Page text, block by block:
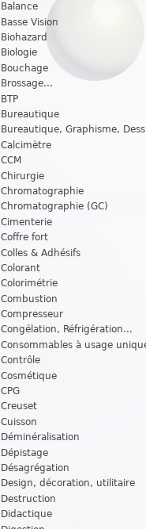
Balance
Basse Vision
Biohazard
Biologie
Bouchage
Brossage...
BTP
Bureautique
Bureautique, Graphisme,
Calcimètre
CCM
Chirurgie
Chromatographie
Chromatographie (GC)
Cimenterie
Coffre fort
Colles & Adhésifs
Colorant
Colorimétrie
Combustion
Compresseur
Congélation, Réfrigération...
Consommables à usage
Contrôle
Cosmétique
CPG
Creuset
Cuisson
Déminéralisation
Dépistage
Désagrégation
Design, décoration, utilitaire
Destruction
Didactique